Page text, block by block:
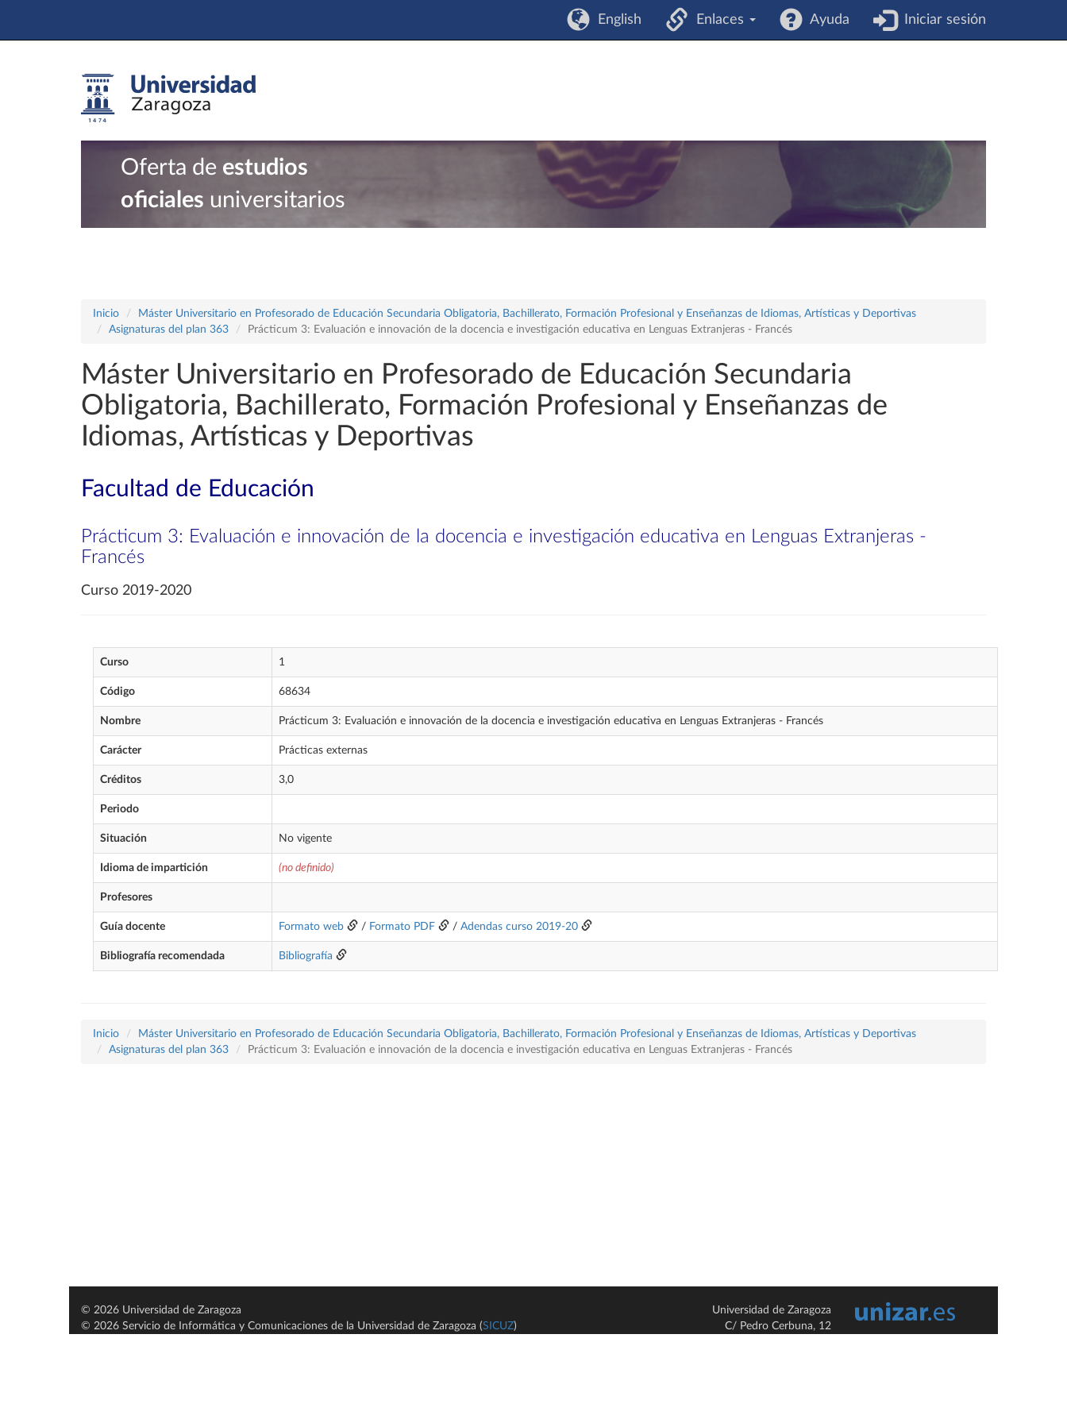
English Enlaces Ayuda Iniciar sesión
Oferta de estudios
oficiales universitarios
Inicio
Máster Universitario en Profesorado de Educación Secundaria Obligatoria, Bachillerato, Formación Profesional y Enseñanzas de Idiomas, Artísticas y Deportivas
Asignaturas del plan 363
Prácticum 3: Evaluación e innovación de la docencia e investigación educativa en Lenguas Extranjeras - Francés
Máster Universitario en Profesorado de Educación Secundaria
Obligatoria, Bachillerato, Formación Profesional y Enseñanzas de
Idiomas, Artísticas y Deportivas
Facultad de Educación
Prácticum 3: Evaluación e innovación de la docencia e investigación educativa en Lenguas Extranjeras -
Francés
Curso 2019-2020
Curso 1
Código 68634
Nombre Prácticum 3: Evaluación e innovación de la docencia e investigación educativa en Lenguas Extranjeras - Francés
Carácter Prácticas externas
Créditos 3,0
Periodo
Situación No vigente
Idioma de impartición (no definido)
Profesores
Guía docente Formato web / Formato PDF / Adendas curso 2019-20
Bibliografía recomendada Bibliografía
Inicio
Máster Universitario en Profesorado de Educación Secundaria Obligatoria, Bachillerato, Formación Profesional y Enseñanzas de Idiomas, Artísticas y Deportivas
Asignaturas del plan 363
Prácticum 3: Evaluación e innovación de la docencia e investigación educativa en Lenguas Extranjeras - Francés
© 2026 Universidad de Zaragoza
© 2026 Servicio de Informática y Comunicaciones de la Universidad de Zaragoza (SICUZ)
Universidad de Zaragoza
C/ Pedro Cerbuna, 12